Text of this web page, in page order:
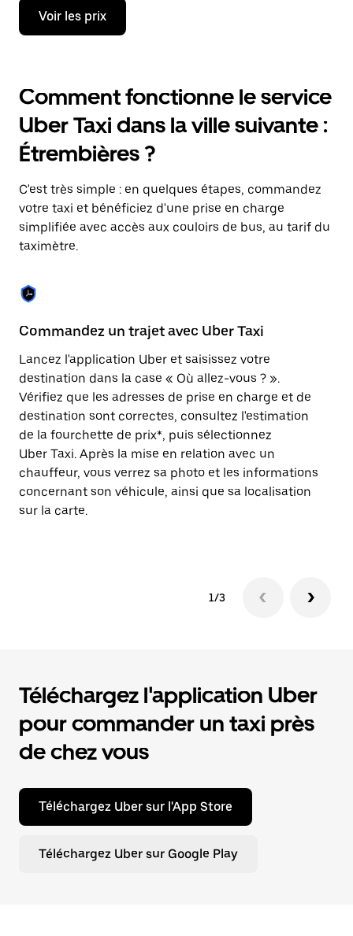
Appuyez
la
bas
pour
ouvrir
le
calendrier
et
une
date.
Appuyez
sur
la
pour
fermer
calendrier.
Voir les prix
Comment fonctionne le service
Uber Taxi dans la ville suivante :
Étrembières ?
C'est très simple : en quelques étapes, commandez
votre taxi et bénéficiez d'une prise en charge
simplifiée avec accès aux couloirs de bus, au tarif du
taximètre.
Commandez un trajet avec Uber Taxi
Lancez l'application Uber et saisissez votre
destination dans la case « Où allez-vous ? ».
Vérifiez que les adresses de prise en charge et de
destination sont correctes, consultez l'estimation
de la fourchette de prix*, puis sélectionnez
Uber Taxi. Après la mise en relation avec un
chauffeur, vous verrez sa photo et les informations
concernant son véhicule, ainsi que sa localisation
sur la carte.
1/3
Téléchargez l'application Uber
pour commander un taxi près
de chez vous
Téléchargez Uber sur l'App Store
Téléchargez Uber sur Google Play